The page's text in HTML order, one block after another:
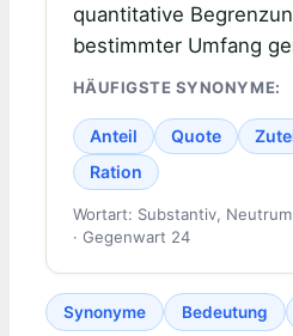
quantitative
bestimmter Umfang
HÄUFIGSTE SYNONYME:
Anteil Quote
Ration
Wortart: Substantiv,
· Gegenwart 24
Synonyme Bedeutung